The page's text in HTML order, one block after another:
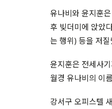
유나비와 윤지훈
후 빚더미에 앉았
는 행위) 등을 저질
윤지훈은 전세사
월경 유나비의 이
강서구 오피스텔